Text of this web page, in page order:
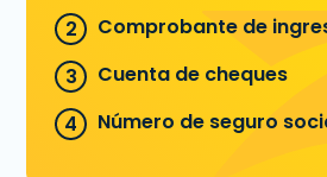
Comprobante de
Cuenta de cheques
Número de seguro